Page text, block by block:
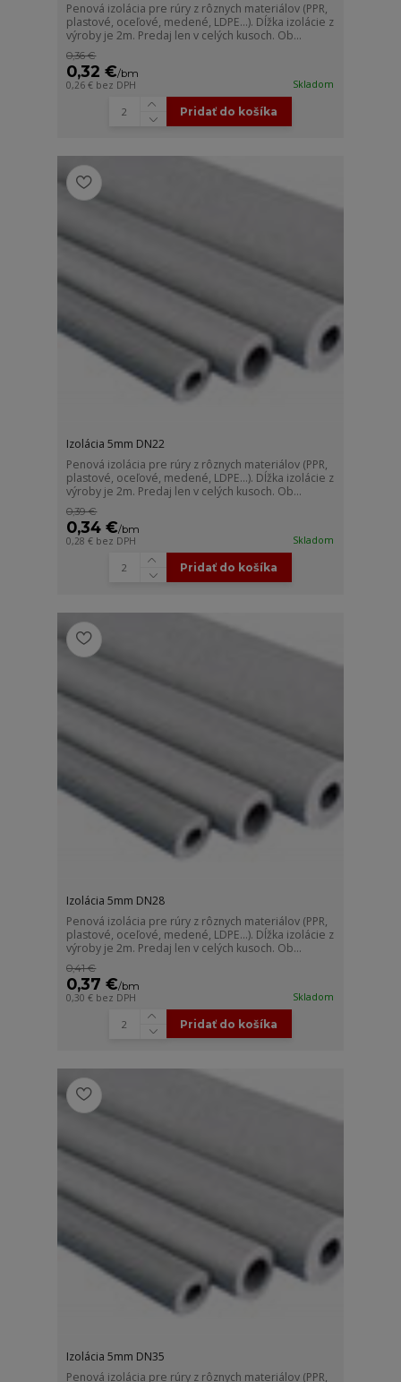
Penová izolácia pre rúry z rôznych materiálov (PPR,
plastové, oceľové, medené, LDPE...). Dĺžka izolácie z
výroby je 2m. Predaj len v celých kusoch. Ob...
0,36 €
0,32 €/bm
0,26 € bez DPH Skladom
Pridať do košíka
Izolácia 5mm DN22
Penová izolácia pre rúry z rôznych materiálov (PPR,
plastové, oceľové, medené, LDPE...). Dĺžka izolácie z
výroby je 2m. Predaj len v celých kusoch. Ob...
0,39 €
0,34 €/bm
0,28 € bez DPH Skladom
Pridať do košíka
Izolácia 5mm DN28
Penová izolácia pre rúry z rôznych materiálov (PPR,
plastové, oceľové, medené, LDPE...). Dĺžka izolácie z
výroby je 2m. Predaj len v celých kusoch. Ob...
0,41 €
0,37 €/bm
0,30 € bez DPH Skladom
Pridať do košíka
Izolácia 5mm DN35
Penová izolácia pre rúry z rôznych materiálov (PPR,